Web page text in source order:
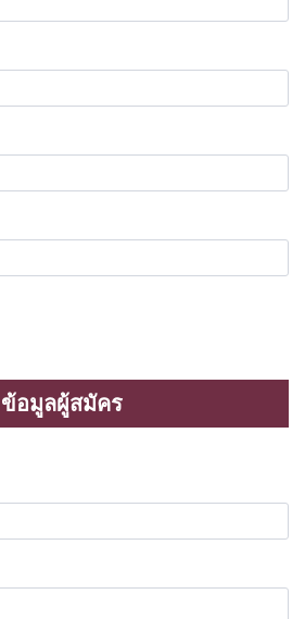
ข้อมูลผู้สมัคร